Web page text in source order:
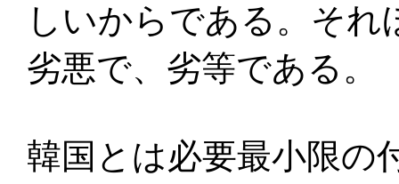
しいからである。それ
劣悪で、劣等である。
韓国とは必要最小限の